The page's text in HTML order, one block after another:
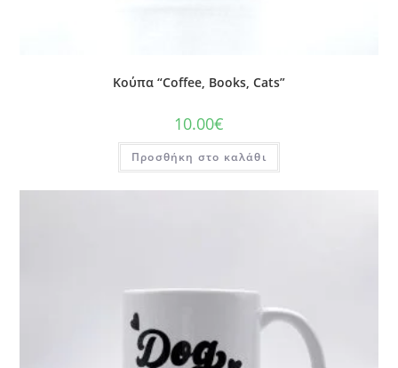
Κούπα “Coffee, Books, Cats”
10.00€
Προσθήκη στο καλάθι